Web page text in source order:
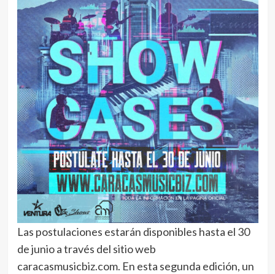
Las postulaciones estarán disponibles hasta el 30
de junio a través del sitio web
caracasmusicbiz.com. En esta segunda edición, un